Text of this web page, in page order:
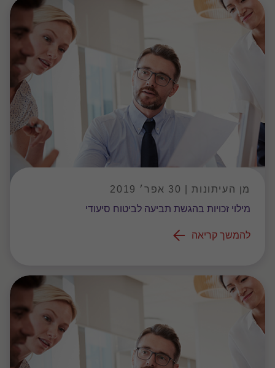
מן העיתונות | 30 אפר׳ 2019
מילוי זכויות בהגשת תביעה לביטוח סיעודי
להמשך קריאה